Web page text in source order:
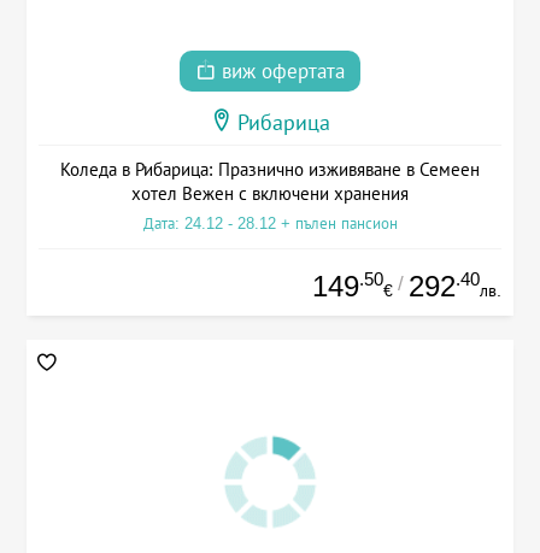
виж офертата
Рибарица
Коледа в Рибарица: Празнично изживяване в Семеен
хотел Вежен с включени хранения
Дата: 24.12 - 28.12 + пълен пансион
149.50
€ / 292.40
лв.